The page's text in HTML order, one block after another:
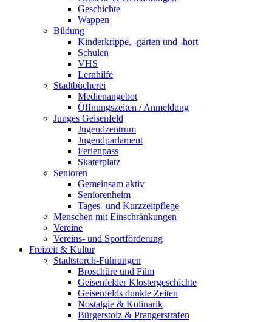
Geschichte
Wappen
Bildung
Kinderkrippe, -gärten und -hort
Schulen
VHS
Lernhilfe
Stadtbücherei
Medienangebot
Öffnungszeiten / Anmeldung
Junges Geisenfeld
Jugendzentrum
Jugendparlament
Ferienpass
Skaterplatz
Senioren
Gemeinsam aktiv
Seniorenheim
Tages- und Kurzzeitpflege
Menschen mit Einschränkungen
Vereine
Vereins- und Sportförderung
Freizeit & Kultur
Stadtstorch-Führungen
Broschüre und Film
Geisenfelder Klostergeschichte
Geisenfelds dunkle Zeiten
Nostalgie & Kulinarik
Bürgerstolz & Prangerstrafen